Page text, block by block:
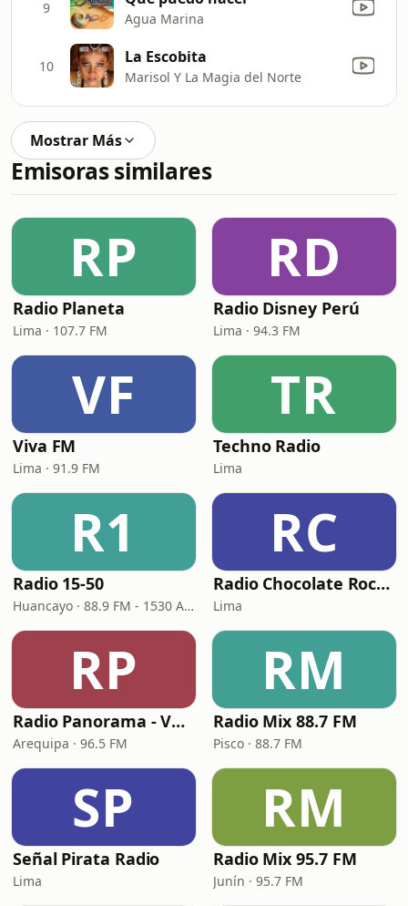
9
Agua Marina
10 La Escobita
Marisol Y La Magia del Norte
Mostrar Más
Emisoras similares
RP
Radio Planeta
Lima · 107.7 FM
RD
Radio Disney Perú
Lima · 94.3 FM
VF
Viva FM
Lima · 91.9 FM
TR
Techno Radio
Lima
R1
Radio 15-50
Huancayo · 88.9 FM - 1530 AM
RC
Radio Chocolate Rock & Pop
Lima
RP
Radio Panorama - VOX FM
Arequipa · 96.5 FM
RM
Radio Mix 88.7 FM
Pisco · 88.7 FM
SP
Señal Pirata Radio
Lima
RM
Radio Mix 95.7 FM
Junín · 95.7 FM